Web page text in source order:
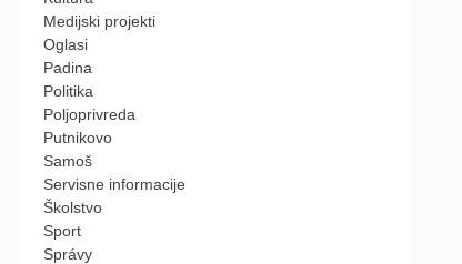
Medijski projekti
Oglasi
Padina
Politika
Poljoprivreda
Putnikovo
Samoš
Servisne informacije
Školstvo
Sport
Správy